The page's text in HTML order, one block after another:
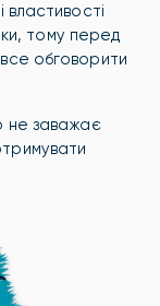
тому перед
обговорити
не заважає